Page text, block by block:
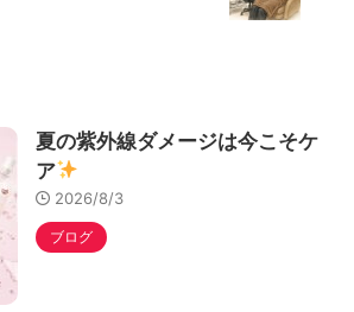
夏の紫外線ダメージは今こそケ
ア
2026/8/3
ブログ